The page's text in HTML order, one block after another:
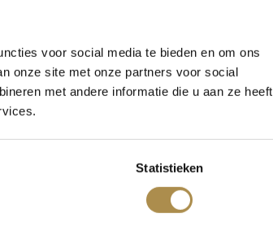
voor social media te bieden en om ons
onze site met onze partners voor social
met andere informatie die u aan ze heeft
Statistieken